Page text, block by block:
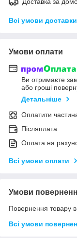
Всі умови доставки
Умови оплати
Ви отримаєте
або гроші
Детальніше
Оплатити
Післяплата
Оплата на
Всі умови оплати
Умови
Повернення товару
Всі умови